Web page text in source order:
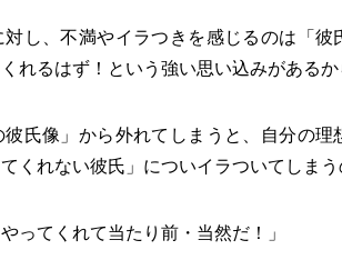
し、不満やイラつきを感じるのは「
れるはず！という強い思い込みがあるか
氏像」から外れてしまうと、自分の
くれない彼氏」についイラついてしまう
ってくれて当たり前・当然だ！」